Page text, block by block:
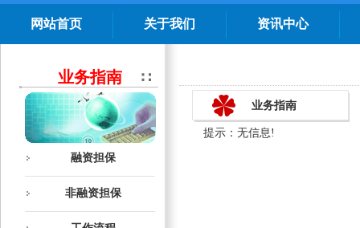
网站首页 关于我们 资讯中心
业务指南
融资担保
非融资担保
业务指南
提示：无信息!